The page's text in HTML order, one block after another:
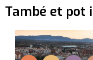
També et pot